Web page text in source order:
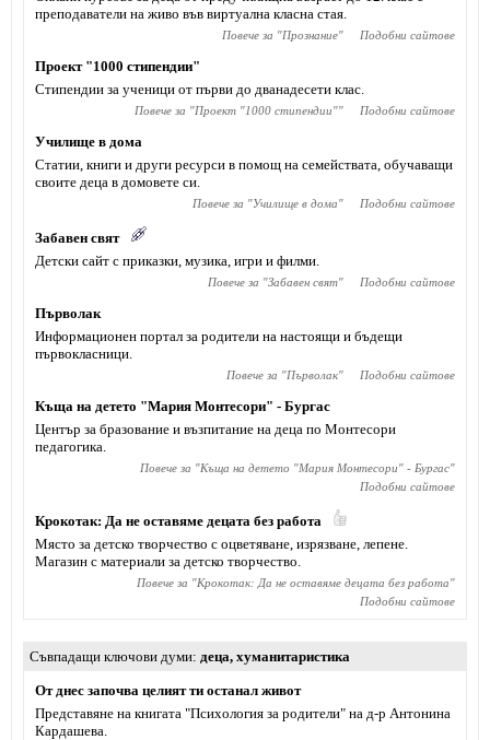
преподаватели на живо във виртуална класна стая.
Повече за "Прознание" Подобни сайтове
Проект "1000 стипендии"
Стипендии за ученици от първи до дванадесети клас.
Повече за "Проект "1000 стипендии"" Подобни сайтове
Училище в дома
Статии, книги и други ресурси в помощ на семействата, обучаващи
своите деца в домовете си.
Повече за "Училище в дома" Подобни сайтове
Забавен свят
Детски сайт с приказки, музика, игри и филми.
Повече за "Забавен свят" Подобни сайтове
Първолак
Информационен портал за родители на настоящи и бъдещи
първокласници.
Повече за "Първолак" Подобни сайтове
Къща на детето "Мария Монтесори" - Бургас
Център за бразование и възпитание на деца по Монтесори
педагогика.
Повече за "Къща на детето "Мария Монтесори" - Бургас"
Подобни сайтове
Крокотак: Да не оставяме децата без работа
Място за детско творчество с оцветяване, изрязване, лепене.
Магазин с материали за детско творчество.
Повече за "Крокотак: Да не оставяме децата без работа"
Подобни сайтове
Съвпадащи ключови думи деца, хуманитаристика
От днес започва целият ти останал живот
Представяне на книгата "Психология за родители" на д-р Антонина
Кардашева.